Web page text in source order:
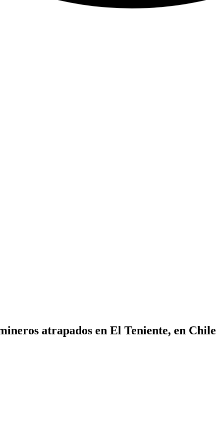
atrapados en El Teniente, en Chile